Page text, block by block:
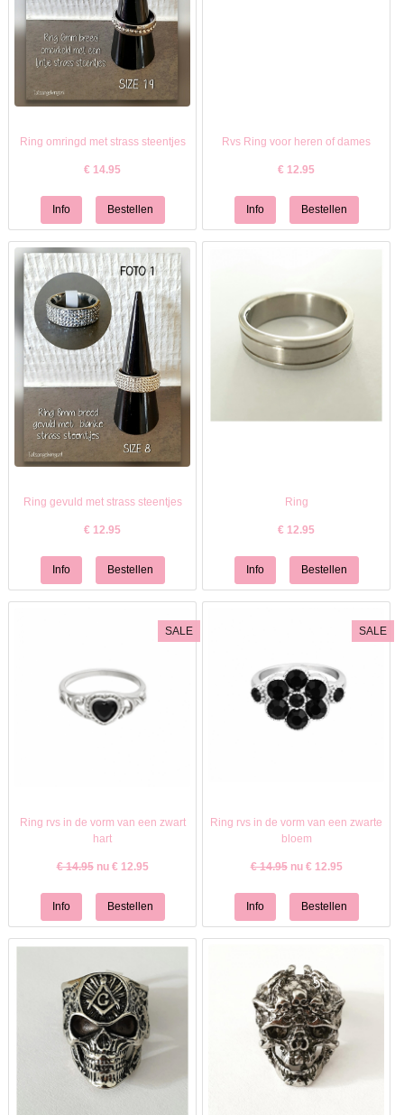
Ring omringd met strass steentjes
€ 14.95
Rvs Ring voor heren of dames
€ 12.95
Ring gevuld met strass steentjes
€ 12.95
Ring
€ 12.95
SALE
Ring rvs in de vorm van een zwart
hart
€ 14.95nu € 12.95
SALE
Ring rvs in de vorm van een zwarte
bloem
€ 14.95nu € 12.95